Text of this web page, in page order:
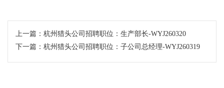
上一篇： 杭州猎头公司招聘职位：生产部长-WYJ260320
下一篇： 杭州猎头公司招聘职位：子公司总经理-WYJ260319